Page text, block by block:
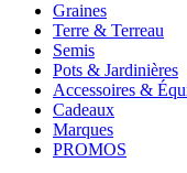
Graines
Terre & Terreau
Semis
Pots & Jardinières
Accessoires &
Cadeaux
Marques
PROMOS